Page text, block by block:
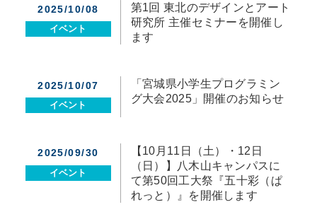
2025/10/08
イベント
第1回 東北のデザインとアート
研究所 主催セミナーを開催し
ます
2025/10/07
イベント
「宮城県小学生プログラミン
グ大会2025」開催のお知らせ
2025/09/30
イベント
【10月11日（土）・12日
（日）】八木山キャンパスに
て第50回工大祭『五十彩（ぱ
れっと）』を開催します